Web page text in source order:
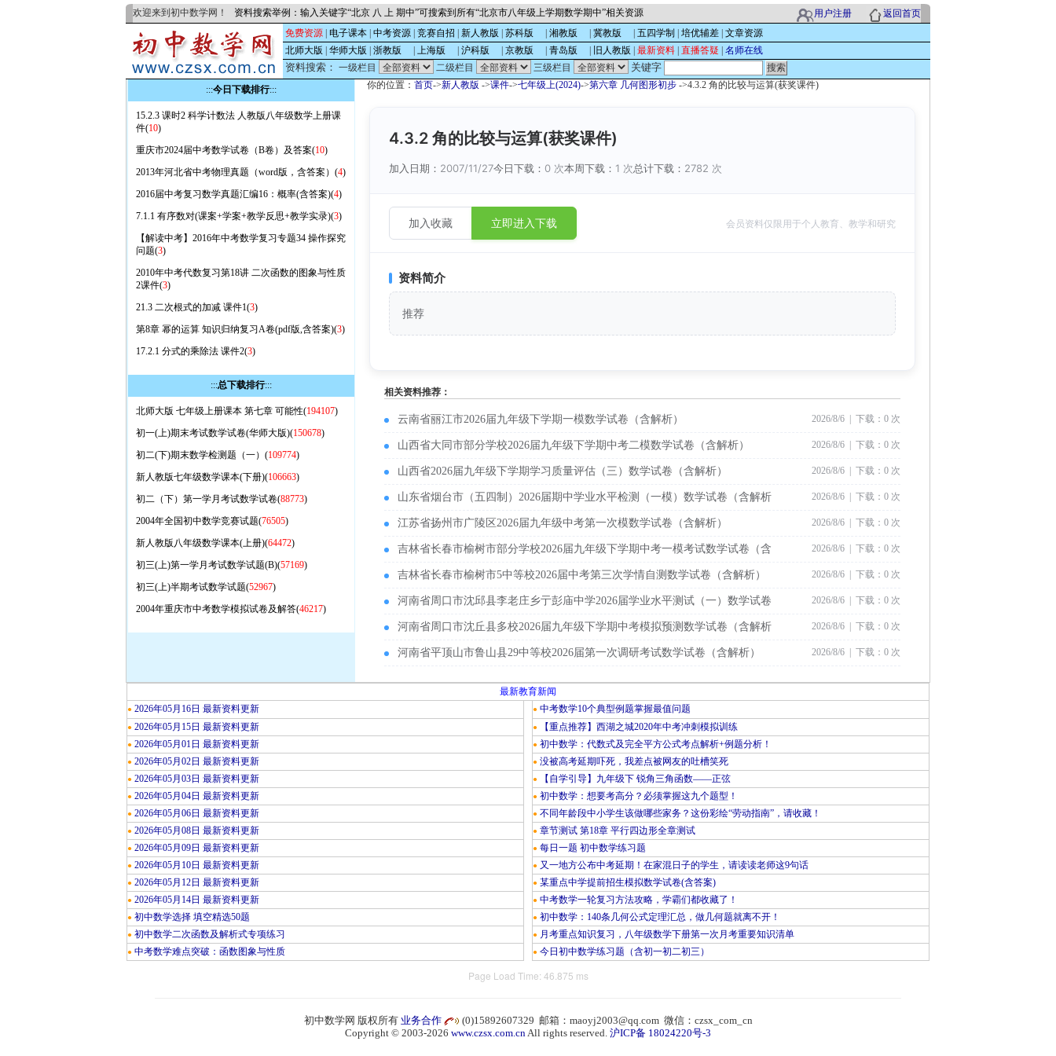
欢迎来到初中数学网！ 资料搜索举例：输入关键字“北京 八 上 期中”可搜索到所有“北京市八年级上学期数学期中”相关资源 用户注册
返回首页
免费资源 电子课本 中考资源 竞赛自招 新人教版 苏科版 湘教版 冀教版 五四学制 培优辅差 文章资源
北师大版
华师大版 浙教版 上海版 沪科版 京教版 青岛版 旧人教版 最新资料 直播答疑 名师在线
资料搜索： 一级栏目 二级栏目 三级栏目 关键字
:::今日下载排行:::
15.2.3 课时2 科学计数法 人教版八年级数学上册课
件(10)
重庆市2024届中考数学试卷（B卷）及答案(10)
2013年河北省中考物理真题（word版，含答案）(4)
2016届中考复习数学真题汇编16：概率(含答案)(4)
7.1.1 有序数对(课案+学案+教学反思+教学实录)(3)
【解读中考】2016年中考数学复习专题34 操作探究
问题(3)
2010年中考代数复习第18讲 二次函数的图象与性质
2课件(3)
21.3 二次根式的加减 课件1(3)
第8章 幂的运算 知识归纳复习A卷(pdf版,含答案)(3)
17.2.1 分式的乘除法 课件2(3)
:::总下载排行:::
北师大版 七年级上册课本 第七章 可能性(194107)
初一(上)期末考试数学试卷(华师大版)(150678)
初二(下)期末数学检测题（一）(109774)
新人教版七年级数学课本(下册)(106663)
初二（下）第一学月考试数学试卷(88773)
2004年全国初中数学竞赛试题(76505)
新人教版八年级数学课本(上册)(64472)
初三(上)第一学月考试数学试题(B)(57169)
初三(上)半期考试数学试题(52967)
2004年重庆市中考数学模拟试卷及解答(46217)
你的位置： 首页->新人教版 ->课件->七年级上(2024)->第六章 几何图形初步 ->4.3.2 角的比较与运算(获奖课件)
4.3.2 角的比较与运算(获奖课件)
加入日期： 2007/11/27今日下载： 0 次本周下载： 1 次总计下载： 2782 次
加入收藏 立即进入下载 会员资料仅限用于个人教育、教学和研究
资料简介
推荐
相关资料推荐：
云南省丽江市2026届九年级下学期一模数学试卷（含解析） 2026/8/6 | 下载：0 次
山西省大同市部分学校2026届九年级下学期中考二模数学试卷（含解析） 2026/8/6 | 下载：0 次
山西省2026届九年级下学期学习质量评估（三）数学试卷（含解析） 2026/8/6 | 下载：0 次
山东省烟台市（五四制）2026届期中学业水平检测（一模）数学试卷（含解析 2026/8/6 | 下载：0 次
江苏省扬州市广陵区2026届九年级中考第一次模数学试卷（含解析） 2026/8/6 | 下载：0 次
吉林省长春市榆树市部分学校2026届九年级下学期中考一模考试数学试卷（含 2026/8/6 | 下载：0 次
吉林省长春市榆树市5中等校2026届中考第三次学情自测数学试卷（含解析） 2026/8/6 | 下载：0 次
河南省周口市沈邱县李老庄乡亍彭庙中学2026届学业水平测试（一）数学试卷 2026/8/6 | 下载：0 次
河南省周口市沈丘县多校2026届九年级下学期中考模拟预测数学试卷（含解析 2026/8/6 | 下载：0 次
河南省平顶山市鲁山县29中等校2026届第一次调研考试数学试卷（含解析） 2026/8/6 | 下载：0 次
最新教育新闻
● 2026年05月16日 最新资料更新
● 2026年05月15日 最新资料更新
● 2026年05月01日 最新资料更新
● 2026年05月02日 最新资料更新
● 2026年05月03日 最新资料更新
● 2026年05月04日 最新资料更新
● 2026年05月06日 最新资料更新
● 2026年05月08日 最新资料更新
● 2026年05月09日 最新资料更新
● 2026年05月10日 最新资料更新
● 2026年05月12日 最新资料更新
● 2026年05月14日 最新资料更新
● 初中数学选择 填空精选50题
● 初中数学二次函数及解析式专项练习
● 中考数学难点突破：函数图象与性质
● 中考数学10个典型例题掌握最值问题
● 【重点推荐】西湖之城2020年中考冲刺模拟训练
● 初中数学：代数式及完全平方公式考点解析+例题分析！
● 没被高考延期吓死，我差点被网友的吐槽笑死
● 【自学引导】九年级下 锐角三角函数——正弦
● 初中数学：想要考高分？必须掌握这九个题型！
● 不同年龄段中小学生该做哪些家务？这份彩绘“劳动指南”，请收藏！
● 章节测试 第18章 平行四边形全章测试
● 每日一题 初中数学练习题
● 又一地方公布中考延期！在家混日子的学生，请读读老师这9句话
● 某重点中学提前招生模拟数学试卷(含答案)
● 中考数学一轮复习方法攻略，学霸们都收藏了！
● 初中数学：140条几何公式定理汇总，做几何题就离不开！
● 月考重点知识复习，八年级数学下册第一次月考重要知识清单
● 今日初中数学练习题（含初一初二初三）
Page Load Time: 46.875 ms
初中数学网 版权所有 业务合作
(0)15892607329 邮箱：maoyj2003@qq.com 微信：czsx_com_cn
Copyright © 2003-2026 www.czsx.com.cnAll rights reserved. 沪ICP备 18024220号-3